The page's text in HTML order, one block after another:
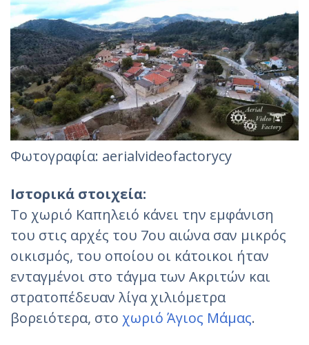
Φωτογραφία: aerialvideofactorycy
Ιστορικά στοιχεία:
Το χωριό Καπηλειό κάνει την εμφάνιση
του στις αρχές του 7ου αιώνα σαν μικρός
οικισμός, του οποίου οι κάτοικοι ήταν
ενταγμένοι στο τάγμα των Ακριτών και
στρατοπέδευαν λίγα χιλιόμετρα
βορειότερα, στο χωριό Άγιος Μάμας.